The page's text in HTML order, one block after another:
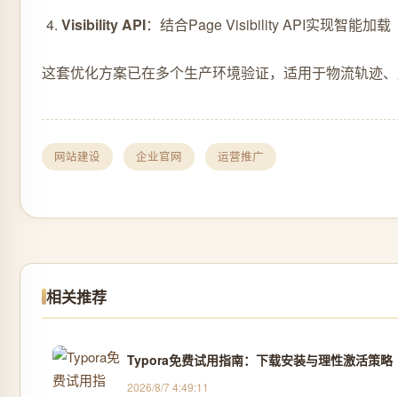
Visibility API：结合Page Visibility API实现智能加载
这套优化方案已在多个生产环境验证，适用于物流轨迹
网站建设 企业官网 运营推广
相关推荐
Typora免费试用指南：下载安装与理性激活策略
2026/8/7 4:49:11